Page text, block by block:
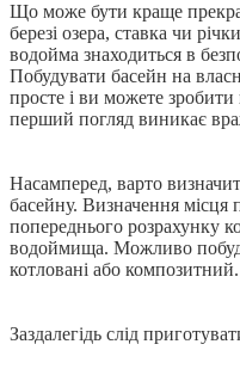
Що може бути краще
березі озера, ставка чи
водойма знаходиться в
Побудувати басейн на
просте і ви можете
перший погляд виникає
Насамперед, варто
басейну. Визначення місця
попереднього розрахунку
водоймища. Можливо
котловані або композитний.
Заздалегідь слід